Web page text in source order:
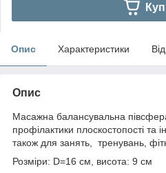
Опис Характеристики
Опис
Масажна балансувальна
профілактики плоскостопості
також для занять, тренувань,
Розміри: D=16 см, висота: 9 см